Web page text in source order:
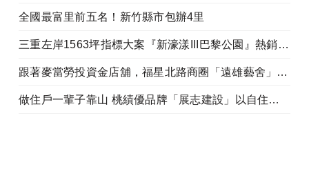
全國最富里前五名！新竹縣市包辦4里
三重左岸1563坪指標大案『新濠漾III巴黎公園』熱銷開工
跟著麥當勞投資金店舖，福星北路商圈「遠雄藝舍」金店炙手可熱
做住戶一輩子靠山 桃績優品牌「展志建設」以自住心蓋房